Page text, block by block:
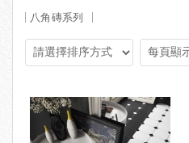
八角磚系列